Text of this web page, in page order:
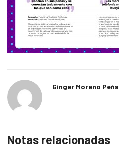
Ginger Moreno Peña
Notas relacionadas